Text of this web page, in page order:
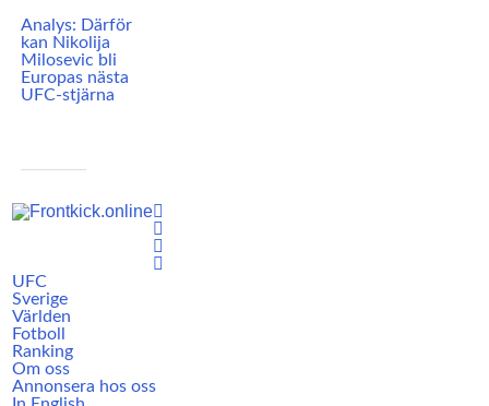
Analys: Därför
kan Nikolija
Milosevic bli
Europas nästa
UFC-stjärna
UFC
Sverige
Världen
Fotboll
Ranking
Om oss
Annonsera hos oss